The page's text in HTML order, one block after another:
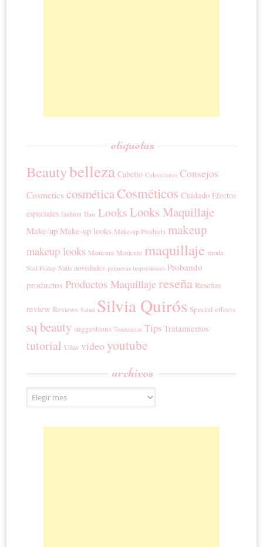
etiquetas
Beautybelleza Cabello Colecciones Consejos
Cosmetics cosméticaCosméticos Cuidado Efectos
especiales fashion Hair Looks Looks Maquillaje
Make-up Make-up looks Make-up Products makeup
makeup looks Manicura Manicure maquillaje moda
Nail Friday Nails novedades primeras impresiones Probando
productos Productos Maquillajereseña Reseñas
review Reviews Salud Silvia Quirós Special effects
sq beauty suggestions Tendencias Tips Tratamientos
tutorial Uñas videoyoutube
archivos
Archivos